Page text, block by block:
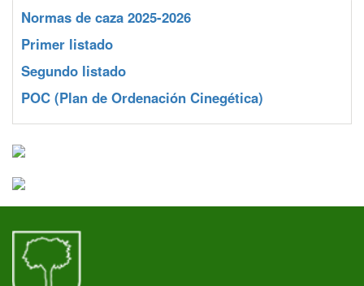
Normas de caza 2025-2026
Primer listado
Segundo listado
POC (Plan de Ordenación Cinegética)